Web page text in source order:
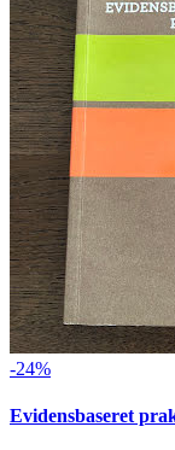
-24%
Evidensbaseret